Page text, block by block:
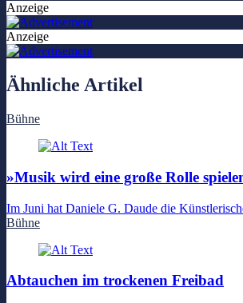
Anzeige
Anzeige
Ähnliche Artikel
Bühne
»Musik wird eine große Rolle
Im Juni hat Daniele G. Daude die
Bühne
Abtauchen im trockenen Freibad